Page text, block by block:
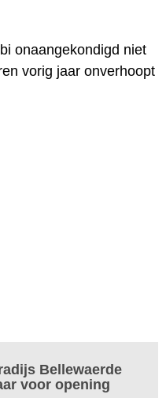
onaangekondigd niet
vorig jaar onverhoopt
Bellewaerde
voor opening